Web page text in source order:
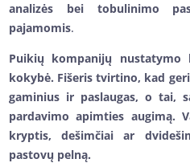
analizės bei tobulinimo
pajamomis.
Puikių kompanijų nustatymo
kokybė. Fišeris tvirtino, kad
gaminius ir paslaugas, o tai,
pardavimo apimties augimą.
kryptis, dešimčiai ar
pastovų pelną.